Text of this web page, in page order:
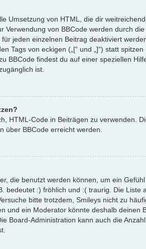
Umsetzung von HTML, die dir
Verwendung von BBCode werden durch
jeden einzelnen Beitrag deaktiviert
Tags von eckigen („[“ und „]“) statt
BBCode findest du auf einer speziellen
ist.
HTML-Code in Beiträgen zu verwenden.
über BBCode erreicht werden.
die benutzt werden können, um ein
bedeutet :) fröhlich und :( traurig. Die Liste
bitte trotzdem, Smileys nicht zu
und ein Moderator könnte deshalb deinen
Board-Administration kann auch die